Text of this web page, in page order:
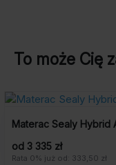
To może Cię
Materac Sealy
od 3 335 zł
Rata 0% już od: 333,50 zł